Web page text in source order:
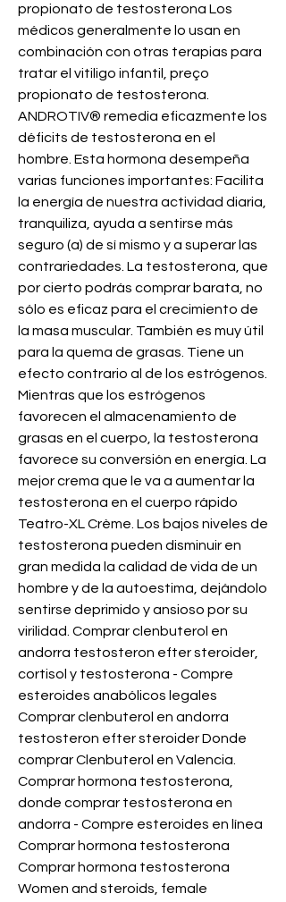
propionato de testosterona Los
médicos generalmente lo usan en
combinación con otras terapias para
tratar el vitiligo infantil, preço
propionato de testosterona.
ANDROTIV® remedia eficazmente los
déficits de testosterona en el
hombre. Esta hormona desempeña
varias funciones importantes: Facilita
la energía de nuestra actividad diaria,
tranquiliza, ayuda a sentirse más
seguro (a) de sí mismo y a superar las
contrariedades. La testosterona, que
por cierto podrás comprar barata, no
sólo es eficaz para el crecimiento de
la masa muscular. También es muy útil
para la quema de grasas. Tiene un
efecto contrario al de los estrógenos.
Mientras que los estrógenos
favorecen el almacenamiento de
grasas en el cuerpo, la testosterona
favorece su conversión en energía. La
mejor crema que le va a aumentar la
testosterona en el cuerpo rápido
Teatro-XL Crème. Los bajos niveles de
testosterona pueden disminuir en
gran medida la calidad de vida de un
hombre y de la autoestima, dejándolo
sentirse deprimido y ansioso por su
virilidad. Comprar clenbuterol en
andorra testosteron efter steroider,
cortisol y testosterona - Compre
esteroides anabólicos legales
Comprar clenbuterol en andorra
testosteron efter steroider Donde
comprar Clenbuterol en Valencia.
Comprar hormona testosterona,
donde comprar testosterona en
andorra - Compre esteroides en línea
Comprar hormona testosterona
Comprar hormona testosterona
Women and steroids, female